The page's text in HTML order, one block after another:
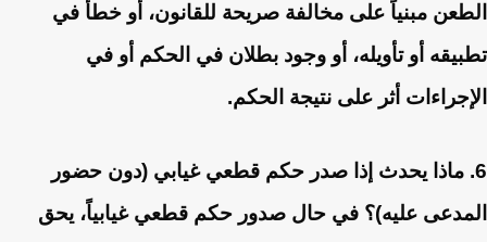
الطعن مبنياً على مخالفة صريحة للقانون، أو خطأ في
تطبيقه أو تأويله، أو وجود بطلان في الحكم أو في
الإجراءات أثر على نتيجة الحكم.
6. ماذا يحدث إذا صدر حكم قطعي غيابي (دون حضور
المدعى عليه)؟ في حال صدور حكم قطعي غيابياً، يحق